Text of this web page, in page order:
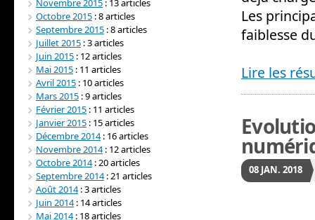
Les
faiblesse
Lire les
08 JAN. 2018
Novembre 2015 : 13 articles
Octobre 2015 : 8 articles
Septembre 2015 : 8 articles
Juillet 2015 : 3 articles
Juin 2015 : 12 articles
Mai 2015 : 11 articles
Avril 2015 : 10 articles
Mars 2015 : 9 articles
Février 2015 : 11 articles
Janvier 2015 : 15 articles
Décembre 2014: 16 articles
Novembre 2014: 12 articles
Octobre 2014: 20 articles
Septembre 2014: 21 articles
Août 2014: 3 articles
Juin 2014: 14 articles
Mai 2014: 18 articles